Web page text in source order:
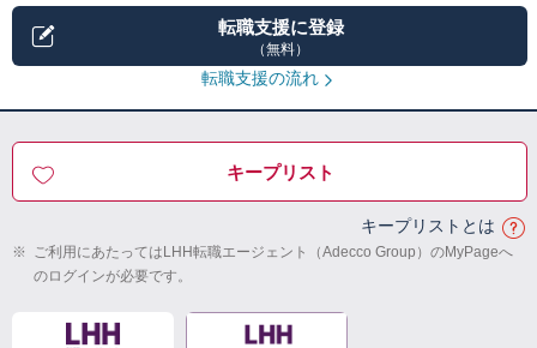
転職支援に登録
（無料）
転職支援の流れ
キープリスト
キープリストとは
※ ご利用にあたってはLHH転職エージェント（Adecco Group）のMyPageへ
のログインが必要です。